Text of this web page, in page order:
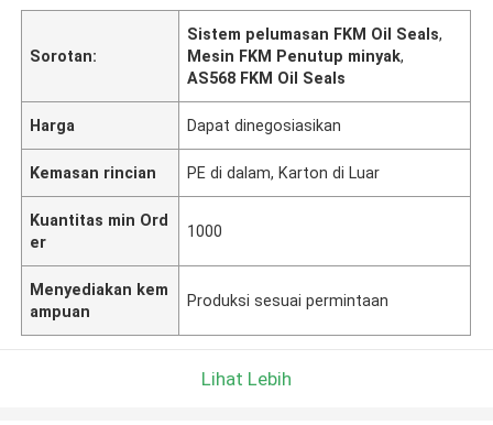
Sorotan:
Sistem pelumasan FKM Oil Seals,
Mesin FKM Penutup minyak,
AS568 FKM Oil Seals
Harga Dapat dinegosiasikan
Kemasan rincian PE di dalam, Karton di Luar
Kuantitas min Ord
er
1000
Menyediakan kem
ampuan
Produksi sesuai permintaan
Lihat Lebih